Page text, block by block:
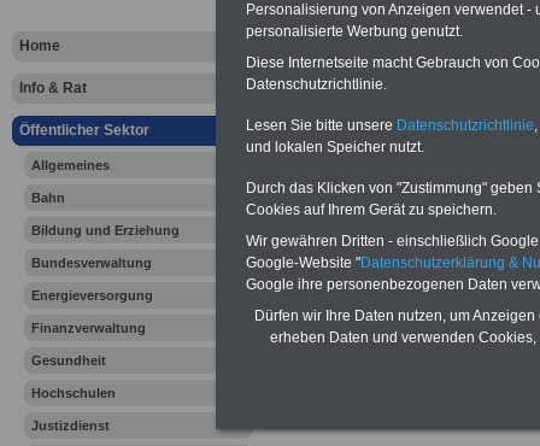
Home
Info & Rat
Öffentlicher Sektor
Allgemeines
Bahn
Bildung und Erziehung
Bundesverwaltung
Energieversorgung
Finanzverwaltung
Gesundheit
Hochschulen
Justizdienst
Vorteile für den
öffentlichen Dienst
Vergleichen und sparen:
Berufsunfähigkeitsabsicherung
Online-Vergleich Gesetzliche
Zahnzusatzversicherung
Ihr
den Fall der
Leben
Personalisierung von Anzeigen verwendet
personalisierte Werbung genutzt.
Diese Internetseite macht Gebrauch von
Datenschutzrichtlinie.
Lesen Sie bitte unsere Datenschutzrichtlinie
und lokalen Speicher nutzt.
Durch das Klicken von "Zustimmung"
Cookies auf Ihrem Gerät zu speichern.
Wir gewähren Dritten - einschließlich
Google-Website "Datenschutzerklärung &
Google ihre personenbezogenen Daten
Dürfen wir Ihre Daten nutzen, um
erheben Daten und verwenden